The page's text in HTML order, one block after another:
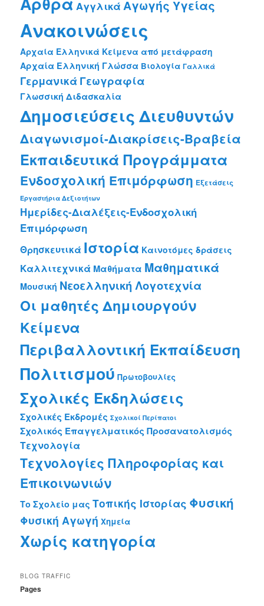
Αγγλικά Αγωγής Υγείας
Ανακοινώσεις
Αρχαία Ελληνικά Κείμενα από μετάφραση
Αρχαία Ελληνική Γλώσσα Βιολογία Γαλλικά
Γερμανικά Γεωγραφία
Γλωσσική Διδασκαλία
Δημοσιεύσεις Διευθυντών
Διαγωνισμοί-Διακρίσεις-Βραβεία
Εκπαιδευτικά Προγράμματα
Ενδοσχολική Επιμόρφωση Εξετάσεις
Εργαστήρια Δεξιοτήτων
Ημερίδες-Διαλέξεις-Ενδοσχολική
Επιμόρφωση
Θρησκευτικά Ιστορία Καινοτόμες δράσεις
Καλλιτεχνικά Μαθήματα Μαθηματικά
Μουσική Νεοελληνική Λογοτεχνία
Οι μαθητές Δημιουργούν
Κείμενα
Περιβαλλοντική Εκπαίδευση
Πολιτισμού Πρωτοβουλίες
Σχολικές Εκδηλώσεις
Σχολικές Εκδρομές Σχολικοί Περίπατοι
Σχολικός Επαγγελματικός Προσανατολισμός
Τεχνολογία
Τεχνολογίες Πληροφορίας και
Επικοινωνιών
Το Σχολείο μας Τοπικής Ιστορίας Φυσική
Φυσική Αγωγή Χημεία
Χωρίς κατηγορία
BLOG TRAFFIC
Pages